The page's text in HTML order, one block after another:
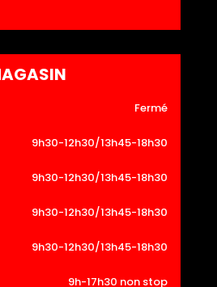
Fermé
9h30-12h30/13h45-18h30
9h30-12h30/13h45-18h30
9h30-12h30/13h45-18h30
9h30-12h30/13h45-18h30
9h-17h30 non stop